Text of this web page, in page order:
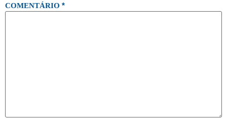
COMENTÁRIO *